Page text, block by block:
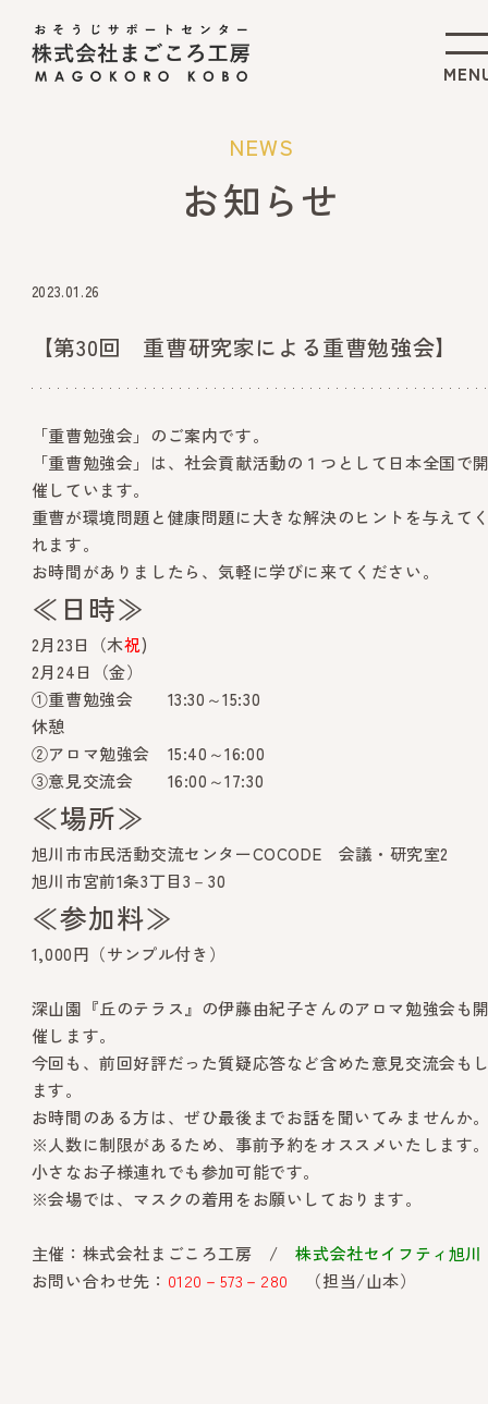
NEWS
お知らせ
2023.01.26
【第30回 重曹研究家による重曹勉強会】
「重曹勉強会」のご案内です。
「重曹勉強会」は、社会貢献活動の１つとして日本全国で
催しています。
重曹が環境問題と健康問題に大きな解決のヒントを与えて
れます。
お時間がありましたら、気軽に学びに来てください。
≪日時≫
2月23日（木祝)
2月24日（金）
①重曹勉強会 13:30～15:30
休憩
②アロマ勉強会 15:40～16:00
③意見交流会 16:00～17:30
≪場所≫
旭川市市民活動交流センターCOCODE 会議・研究室2
旭川市宮前1条3丁目3－30
≪参加料≫
1,000円（サンプル付き）
深山園『丘のテラス』の伊藤由紀子さんのアロマ勉強会も
催します。
今回も、前回好評だった質疑応答など含めた意見交流会も
ます。
お時間のある方は、ぜひ最後までお話を聞いてみませんか
※人数に制限があるため、事前予約をオススメいたします
小さなお子様連れでも参加可能です。
※会場では、マスクの着用をお願いしております。
主催：株式会社まごころ工房 /株式会社セイフティ旭川
お問い合わせ先： 0120－573－280 （担当/山本）